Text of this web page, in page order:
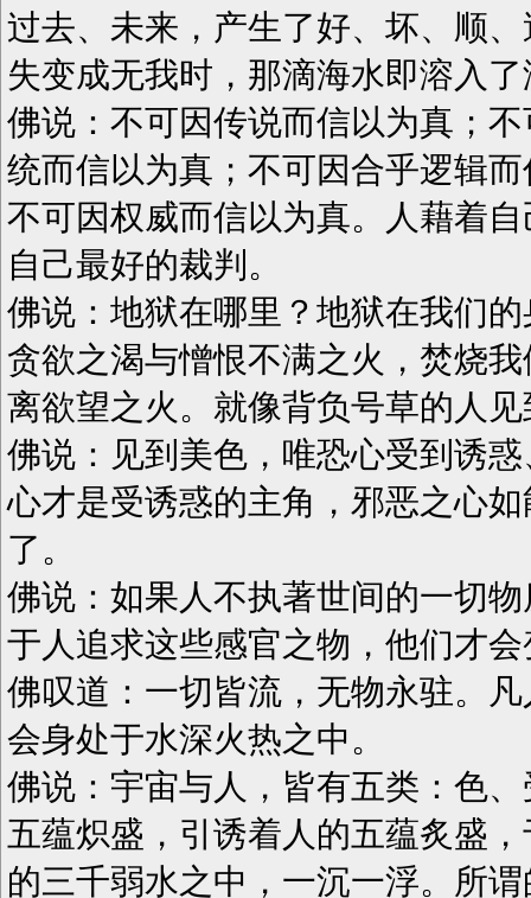
过去、未来，产生了好、坏、顺
失变成无我时，那滴海水即溶入
佛说：不可因传说而信以为真；
统而信以为真；不可因合乎逻辑
不可因权威而信以为真。人藉着
自己最好的裁判。
佛说：地狱在哪里？地狱在我们
贪欲之渴与憎恨不满之火，焚烧
离欲望之火。就像背负号草的人
佛说：见到美色，唯恐心受到诱
心才是受诱惑的主角，邪恶之心
了。
佛说：如果人不执著世间的一切
于人追求这些感官之物，他们才会
佛叹道：一切皆流，无物永驻。
会身处于水深火热之中。
佛说：宇宙与人，皆有五类：色
五蕴炽盛，引诱着人的五蕴炙盛
的三千弱水之中，一沉一浮。所